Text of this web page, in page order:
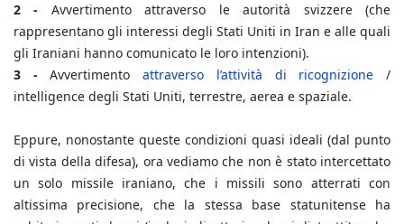
2 - Avvertimento attraverso le autorità svizzere (che
rappresentano gli interessi degli Stati Uniti in Iran e alle quali
gli Iraniani hanno comunicato le loro intenzioni).
3 -Avvertimentoattraverso l’attività di ricognizione /
intelligence degli Stati Uniti, terrestre, aerea e spaziale.
Eppure, nonostante queste condizioni quasi ideali (dal punto
di vista della difesa), ora vediamo che non è stato intercettato
un solo missile iraniano, che i missili sono atterrati con
altissima precisione, che la stessa base statunitense ha